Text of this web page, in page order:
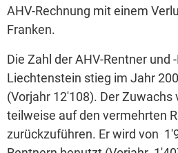
AHV-Rechnung mit einem
Franken.
Die Zahl der AHV-Rentner und
Liechtenstein stieg im Jahr
(Vorjahr 12'108). Der Zuwachs
teilweise auf den vermehrten
zurückzuführen. Er wird von